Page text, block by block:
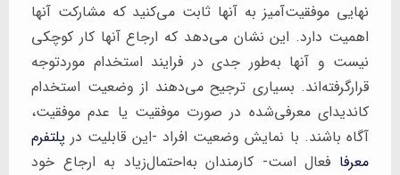
نهایی موفقیت‌آمیز به آنها ثابت می‌کنید که مشارکت آنها
اهمیت دارد. این نشان می‌دهد که ارجاع آنها کار کوچکی
نیست و آنها به‌طور جدی در فرایند استخدام موردتوجه
قرارگرفته‌اند. بسیاری ترجیح می‌دهند از وضعیت استخدام
کاندیدای معرفی‌شده در صورت موفقیت یا عدم موفقیت،
آگاه باشند. با نمایش وضعیت افراد -این قابلیت درپلتفرم
معرفا فعال است- کارمندان به‌احتمال‌زیاد به ارجاع خود